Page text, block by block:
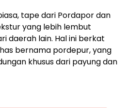
tape dari Pordapor dan
yang lebih lembut
daerah lain. Hal ini berkat
bernama pordepur, yang
khusus dari payung dan